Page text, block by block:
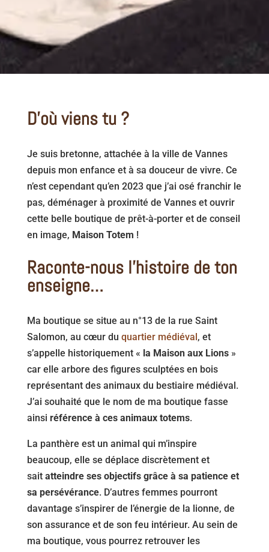
D’où viens tu ?
Je suis bretonne, attachée à la ville de Vannes
depuis mon enfance et à sa douceur de vivre. Ce
n’est cependant qu’en 2023 que j’ai osé franchir le
pas, déménager à proximité de Vannes et ouvrir
cette belle boutique de prêt-à-porter et de conseil
en image, Maison Totem !
Raconte-nous l’histoire de ton
enseigne…
Ma boutique se situe au n°13 de la rue Saint
Salomon, au cœur du quartier médiéval, et
s’appelle historiquement « la Maison aux Lions»
car elle arbore des figures sculptées en bois
représentant des animaux du bestiaire médiéval.
J’ai souhaité que le nom de ma boutique fasse
ainsi référence à ces animaux totems.
La panthère est un animal qui m’inspire
beaucoup, elle se déplace discrètement et
sait atteindre ses objectifs grâce à sa patience et
sa persévérance. D’autres femmes pourront
davantage s’inspirer de l’énergie de la lionne, de
son assurance et de son feu intérieur. Au sein de
ma boutique, vous pourrez retrouver les